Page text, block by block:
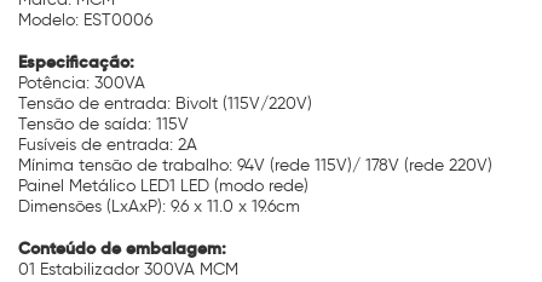
Modelo: EST0006
Especificação:
Potência: 300VA
Tensão de entrada: Bivolt (115V/220V)
Tensão de saída: 115V
Fusíveis de entrada: 2A
Mínima tensão de trabalho: 94V (rede 115V)/ 178V (rede 220V)
Painel Metálico LED1 LED (modo rede)
Dimensões (LxAxP): 9.6 x 11.0 x 19.6cm
Conteúdo de embalagem:
01 Estabilizador 300VA MCM